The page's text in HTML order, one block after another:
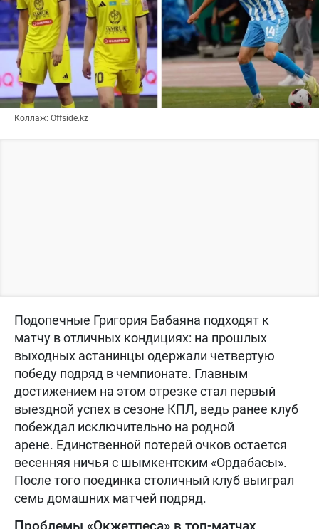
Коллаж: Offside.kz
Подопечные Григория Бабаяна подходят к
матчу в отличных кондициях: на прошлых
выходных астанинцы одержали четвертую
победу подряд в чемпионате. Главным
достижением на этом отрезке стал первый
выездной успех в сезоне КПЛ, ведь ранее клуб
побеждал исключительно на родной
арене. Единственной потерей очков остается
весенняя ничья с шымкентским «Ордабасы».
После того поединка столичный клуб выиграл
семь домашних матчей подряд.